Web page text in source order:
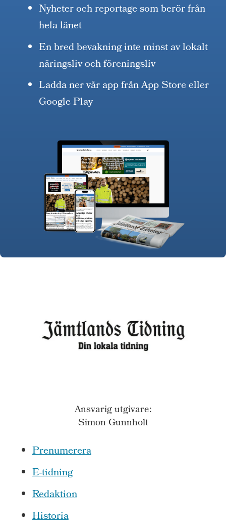
Nyheter och reportage som berör från
hela länet
En bred bevakning inte minst av lokalt
näringsliv och föreningsliv
Ladda ner vår app från App Store eller
Google Play
Ansvarig utgivare:
Simon Gunnholt
Prenumerera
E-tidning
Redaktion
Historia